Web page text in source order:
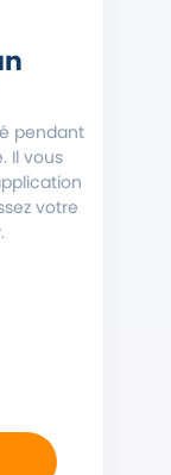
pendant
Il vous
votre